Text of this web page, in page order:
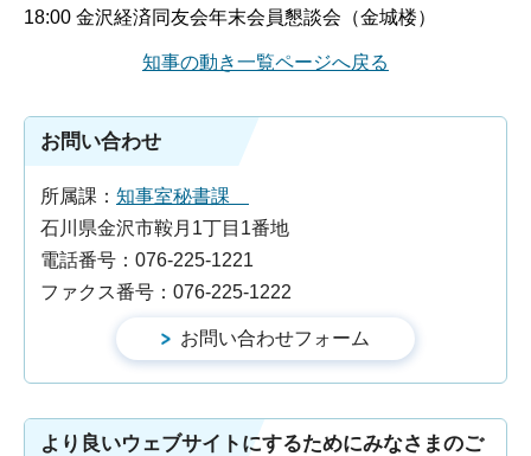
18:00 金沢経済同友会年末会員懇談会（金城楼）
知事の動き一覧ページへ戻る
お問い合わせ
所属課： 知事室秘書課
石川県金沢市鞍月1丁目1番地
電話番号：076-225-1221
ファクス番号：076-225-1222
より良いウェブサイトにするためにみなさまのご